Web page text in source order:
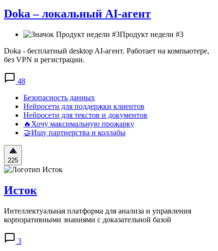
Doka – локальный AI-агент
Продукт недели #3
Doka - бесплатный desktop AI-агент. Работает на компьютере,
без VPN и регистрации.
48
Безопасность данных
Нейросети для поддержки клиентов
Нейросети для текстов и документов
🔥Хочу максимальную прожарку
🤝Ищу партнерства и коллабы
225
Исток
Интеллектуальная платформа для анализа и управления
корпоративными знаниями с доказательной базой
3